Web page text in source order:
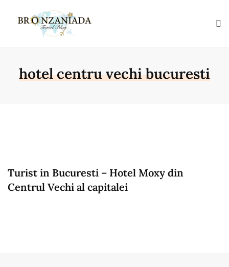
hotel centru vechi bucuresti
Turist in Bucuresti – Hotel Moxy din
Centrul Vechi al capitalei